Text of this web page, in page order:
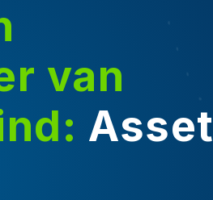
van
Asset